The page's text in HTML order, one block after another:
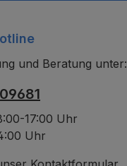
und Beratung unter:
17:00 Uhr
Uhr